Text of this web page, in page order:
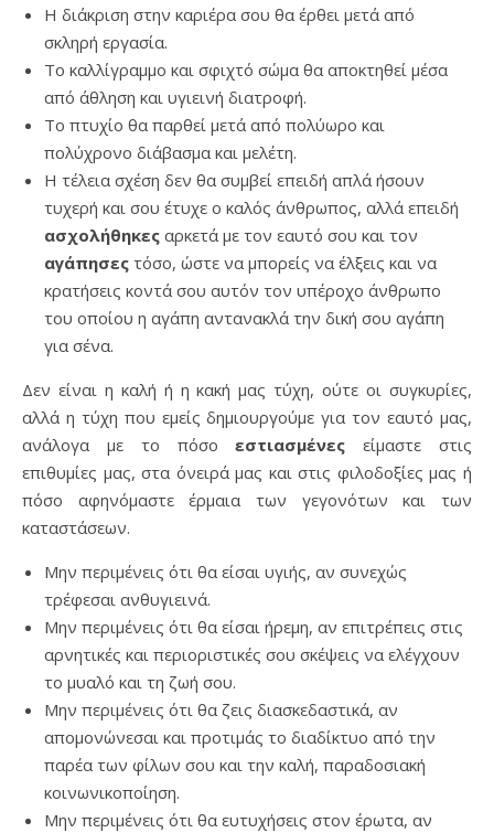
Η διάκριση στην καριέρα σου θα έρθει μετά από
σκληρή εργασία.
Το καλλίγραμμο και σφιχτό σώμα θα αποκτηθεί μέσα
από άθληση και υγιεινή διατροφή.
Το πτυχίο θα παρθεί μετά από πολύωρο και
πολύχρονο διάβασμα και μελέτη.
Η τέλεια σχέση δεν θα συμβεί επειδή απλά ήσουν
τυχερή και σου έτυχε ο καλός άνθρωπος, αλλά επειδή
ασχολήθηκες αρκετά με τον εαυτό σου και τον
αγάπησες τόσο, ώστε να μπορείς να έλξεις και να
κρατήσεις κοντά σου αυτόν τον υπέροχο άνθρωπο
του οποίου η αγάπη αντανακλά την δική σου αγάπη
για σένα.
Δεν είναι η καλή ή η κακή μας τύχη, ούτε οι συγκυρίες,
αλλά η τύχη που εμείς δημιουργούμε για τον εαυτό μας,
ανάλογα με το πόσοεστιασμένες είμαστε στις
επιθυμίες μας, στα όνειρά μας και στις φιλοδοξίες μας ή
πόσο αφηνόμαστε έρμαια των γεγονότων και των
καταστάσεων.
Μην περιμένεις ότι θα είσαι υγιής, αν συνεχώς
τρέφεσαι ανθυγιεινά.
Μην περιμένεις ότι θα είσαι ήρεμη, αν επιτρέπεις στις
αρνητικές και περιοριστικές σου σκέψεις να ελέγχουν
το μυαλό και τη ζωή σου.
Μην περιμένεις ότι θα ζεις διασκεδαστικά, αν
απομονώνεσαι και προτιμάς το διαδίκτυο από την
παρέα των φίλων σου και την καλή, παραδοσιακή
κοινωνικοποίηση.
Μην περιμένεις ότι θα ευτυχήσεις στον έρωτα, αν